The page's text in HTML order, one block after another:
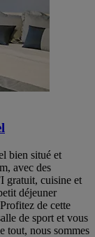
bien situé et
avec des
gratuit, cuisine et
déjeuner
de cette
de sport et vous
tout, nous sommes